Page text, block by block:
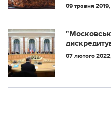
09 травня
традиційно
агентам
07 лютого